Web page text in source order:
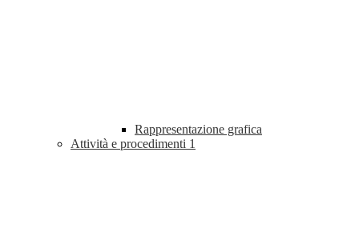
Rappresentazione grafica
Attività e procedimenti 1